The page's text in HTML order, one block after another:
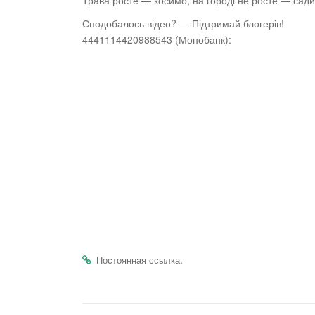
Сподобалось відео? — Підтримай блогерів!
4441114420988543 (Монобанк):
Постоянная ссылка.